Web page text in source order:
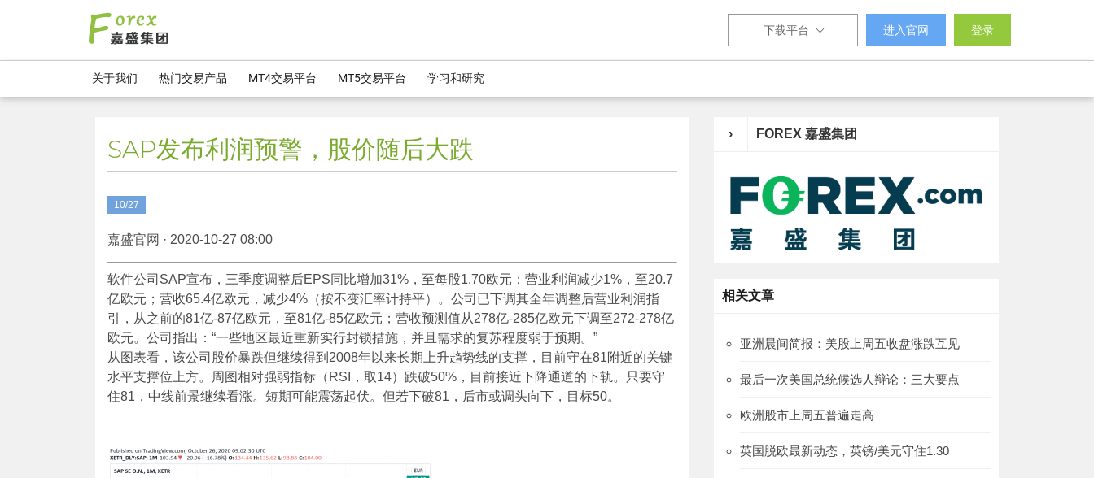
下载平台 进入官网 登录
关于我们 热门交易产品 MT4交易平台 MT5交易平台 学习和研究
SAP发布利润预警，股价随后大跌
10/27
嘉盛官网 · 2020-10-27 08:00
软件公司SAP宣布，三季度调整后EPS同比增加31%，至每股1.70欧元；营业利润减少1%，至20.7
亿欧元；营收65.4亿欧元，减少4%（按不变汇率计持平）。公司已下调其全年调整后营业利润指
引，从之前的81亿-87亿欧元，至81亿-85亿欧元；营收预测值从278亿-285亿欧元下调至272-278亿
欧元。公司指出：“一些地区最近重新实行封锁措施，并且需求的复苏程度弱于预期。”
从图表看，该公司股价暴跌但继续得到2008年以来长期上升趋势线的支撑，目前守在81附近的关键
水平支撑位上方。周图相对强弱指标（RSI，取14）跌破50%，目前接近下降通道的下轨。只要守
住81，中线前景继续看涨。短期可能震荡起伏。但若下破81，后市或调头向下，目标50。
› FOREX 嘉盛集团
相关文章
亚洲晨间简报：美股上周五收盘涨跌互见
最后一次美国总统候选人辩论：三大要点
欧洲股市上周五普遍走高
英国脱欧最新动态，英镑/美元守住1.30